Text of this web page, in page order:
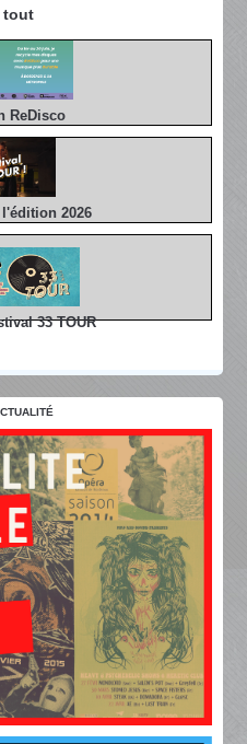
tout
ReDisco
2026
33 TOUR